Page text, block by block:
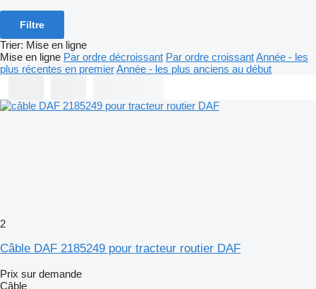
Filtre
Trier: Mise en ligne
Mise en ligne Par ordre décroissant Par ordre croissantAnnée - les
plus récentes en premierAnnée - les plus anciens au début
2
Câble DAF 2185249 pour tracteur routier DAF
Prix sur demande
Câble